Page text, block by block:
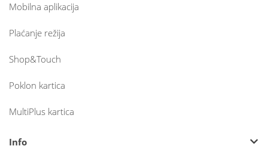
Mobilna aplikacija
Plaćanje režija
Shop&Touch
Poklon kartica
MultiPlus kartica
Info